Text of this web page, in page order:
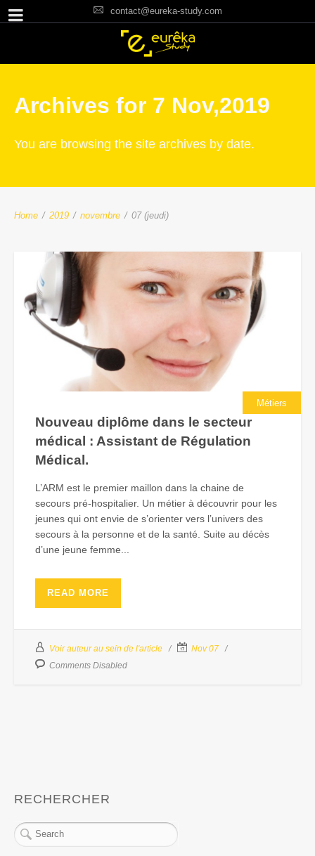
contact@eureka-study.com
Archives for 7 Nov,2019
You are browsing the site archives by date.
Home / 2019 / novembre / 07 (jeudi)
Métiers
Nouveau diplôme dans le secteur
médical : Assistant de Régulation
Médical.
L’ARM est le premier maillon dans la chaine de
secours pré-hospitalier. Un métier à découvrir pour les
jeunes qui ont envie de s’orienter vers l’univers des
secours à la personne et de la santé. Suite au décès
d’une jeune femme...
READ MORE
Voir auteur au sein de l'article
Nov 07
Comments Disabled
RECHERCHER